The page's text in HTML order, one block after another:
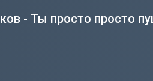
- Ты просто просто